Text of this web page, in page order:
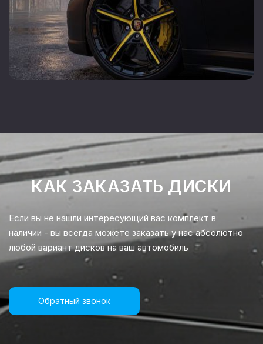
КАК ЗАКАЗАТЬ ДИСКИ
Если вы не нашли интересующий вас комплект в
наличии - вы всегда можете заказать у нас абсолютно
любой вариант дисков на ваш автомобиль
Обратный звонок